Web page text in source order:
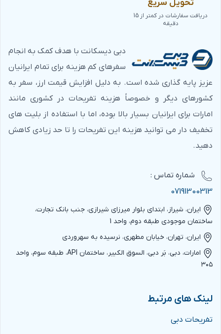
تحویل سریع
دریافت سفارشات در کمتر از 15
دقیقه
دبی دیسکانت با هدف کمک به انجام
سفرهای کم هزینه برای تمام ایرانیان
عزیز پایه گذاری شده است. به دلیل افزایش قیمت ارز، سفر به
کشورهای دیگر و خصوصاً هزینه تفریحات در کشوری مانند
امارات برای ایرانیان بسیار بالا بوده، اما با استفاده از بلیت های
تخفیف دار می توانید هزینه این تفریحات را تا حد زیادی کاهش
دهید.
شماره‌ تماس :
07191300313
ایران، شیراز، ابتدای بلوار میرزای شیرازی، جنب بانک تجارت،
ساختمان موجودی طبقه دوم، واحد 1
ایران، تهران، خیابان مطهری، نرسیده به سهروردی
امارات، دبی، بَر دبی، السوق الکبیر، ساختمان API، طبقه سوم، واحد
۳۰۵
لینک های مرتبط
تفریحات دبی